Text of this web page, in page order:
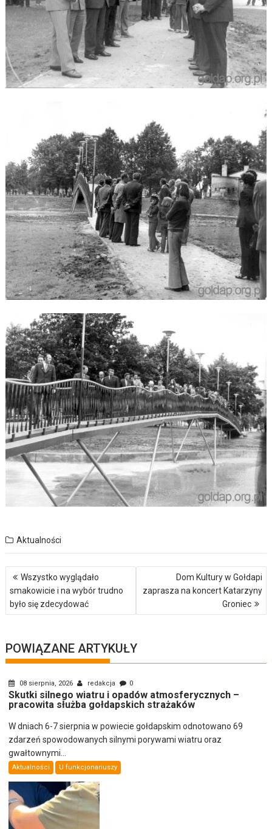
Aktualności
Nawigacja
wpisu
Wszystko wyglądało
smakowicie i na wybór trudno
było się zdecydować
Dom Kultury w Gołdapi
zaprasza na koncert Katarzyny
Groniec
POWIĄZANE ARTYKUŁY
08 sierpnia, 2026 redakcja 0
Skutki silnego wiatru i opadów atmosferycznych –
pracowita służba gołdapskich strażaków
W dniach 6-7 sierpnia w powiecie gołdapskim odnotowano 69
zdarzeń spowodowanych silnymi porywami wiatru oraz
gwałtownymi...
Aktualności U funkcjonariuszy